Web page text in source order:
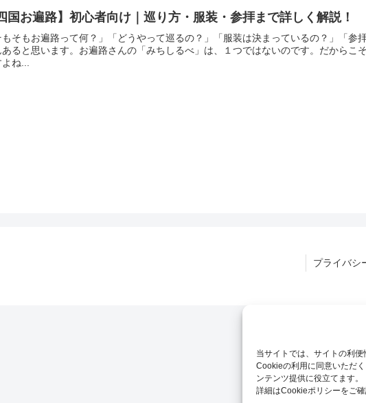
当サイトでは、サイトの利
Cookieの利用に同意いただ
ンテンツ提供に役立てます。
詳細はCookieポリシーをご確
国お遍路】初心者向け｜巡り方・服装・参拝まで詳しく解説！
もそもお遍路って何？」「どうやって巡るの？」「服装は決まっているの？」「参
あると思います。お遍路さんの「みちしるべ」は、１つではないのです。だからこ
ね...
プライバシ